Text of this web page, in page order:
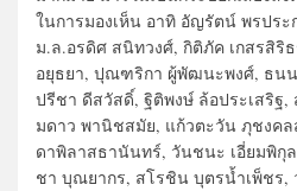
ในการมองเห็น อาทิ อัญรัตน์ พรประ
ม.ล.อรดิศ สนิทวงศ์, กิติภัค เกสรสิ
อยุธยา, ปุณฑริกา ผู้พัฒนะพงศ์, ธ
ปรีชา ดีสวัสดิ์, ฐิติพงษ์ ล้อประเสริ
มดาว พานิชสมัย, แก้วตะวัน ภุชงค
ดาพิลาสธานันทร์, วันชนะ เอี่ยมพิ
ชา บุณยากร, สโรชิน บุตรน้ำเพ็ชร,